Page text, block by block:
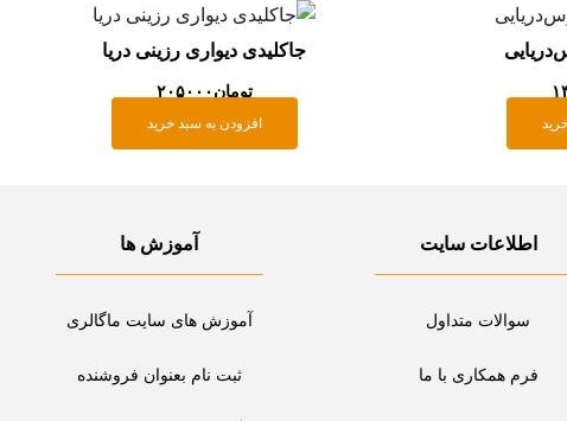
جاکلیدی دیواری رزینی دریا
تومان۲۰۵۰۰۰
افزودن به سبد خرید
اطلاعات سایت
سوالات متداول
فرم همکاری با ما
آموزش ها
آموزش های سایت ماگالری
ثبت نام بعنوان فروشنده